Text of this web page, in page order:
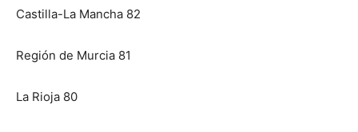
Castilla-La Mancha 82
Región de Murcia 81
La Rioja 80